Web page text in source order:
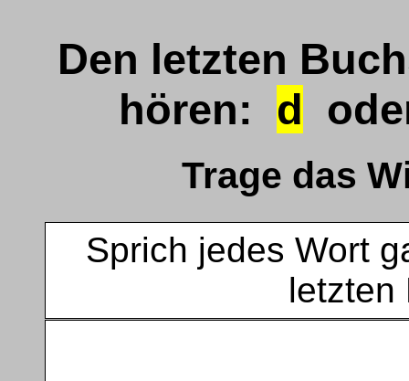
Den letzten
hören: d
Trage das
Sprich jedes Wort
letzten